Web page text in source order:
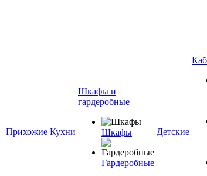
Прихожие Кухни
Шкафы и
гардеробные
Шкафы
Гардеробные
Детские